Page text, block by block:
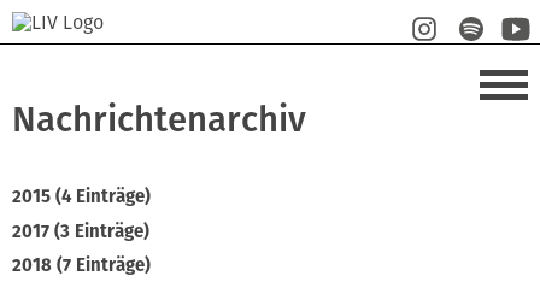
Nachrichtenarchiv
2015 (4 Einträge)
2017 (3 Einträge)
2018 (7 Einträge)